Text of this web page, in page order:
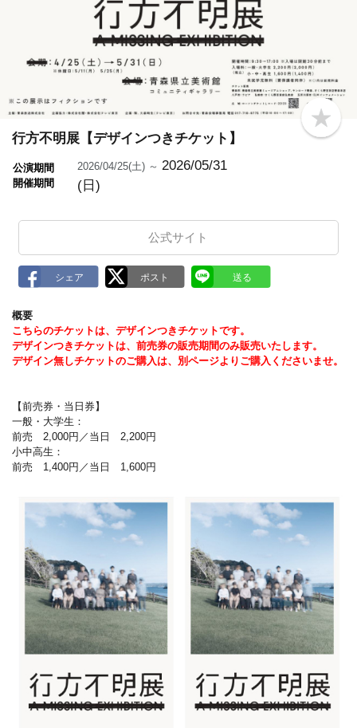
b
o
行方不明展【デザインつきチケット】
公演期間
開催期間
2026/04/25(土) ～ 2026/05/31
(日)
公式サイト
概要
こちらのチケットは、デザインつきチケットです。
デザインつきチケットは、前売券の販売期間のみ販売いたします。
デザイン無しチケットのご購入は、別ページよりご購入くださいませ。
【前売券・当日券】
一般・大学生：
前売 2,000円／当日 2,200円
小中高生：
前売 1,400円／当日 1,600円